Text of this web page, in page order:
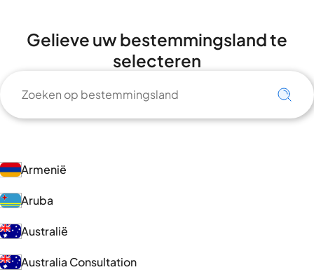
Gelieve uw bestemmingsland te
selecteren
Armenië
Aruba
Australië
Australia Consultation